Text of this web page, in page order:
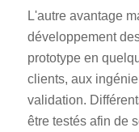
L'autre avantage
développement
prototype en
clients, aux
validation.
être testés afin de